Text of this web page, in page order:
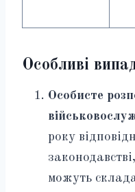
Особливі
Особисте
року
можуть